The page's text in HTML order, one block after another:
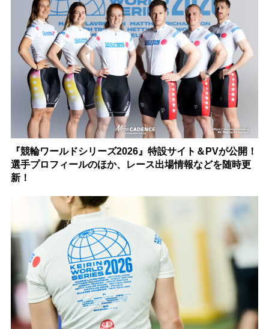
『競輪ワールドシリーズ2026』特設サイト＆PVが公開！
選手プロフィールのほか、レース出場情報などを随時更
新！